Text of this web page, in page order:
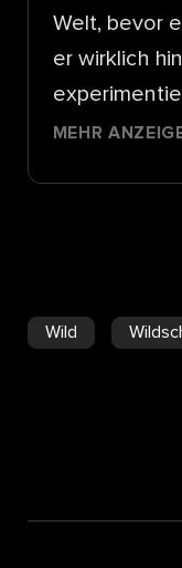
Welt, bevor
er wirklich
auf seinem
MEHR
Wild